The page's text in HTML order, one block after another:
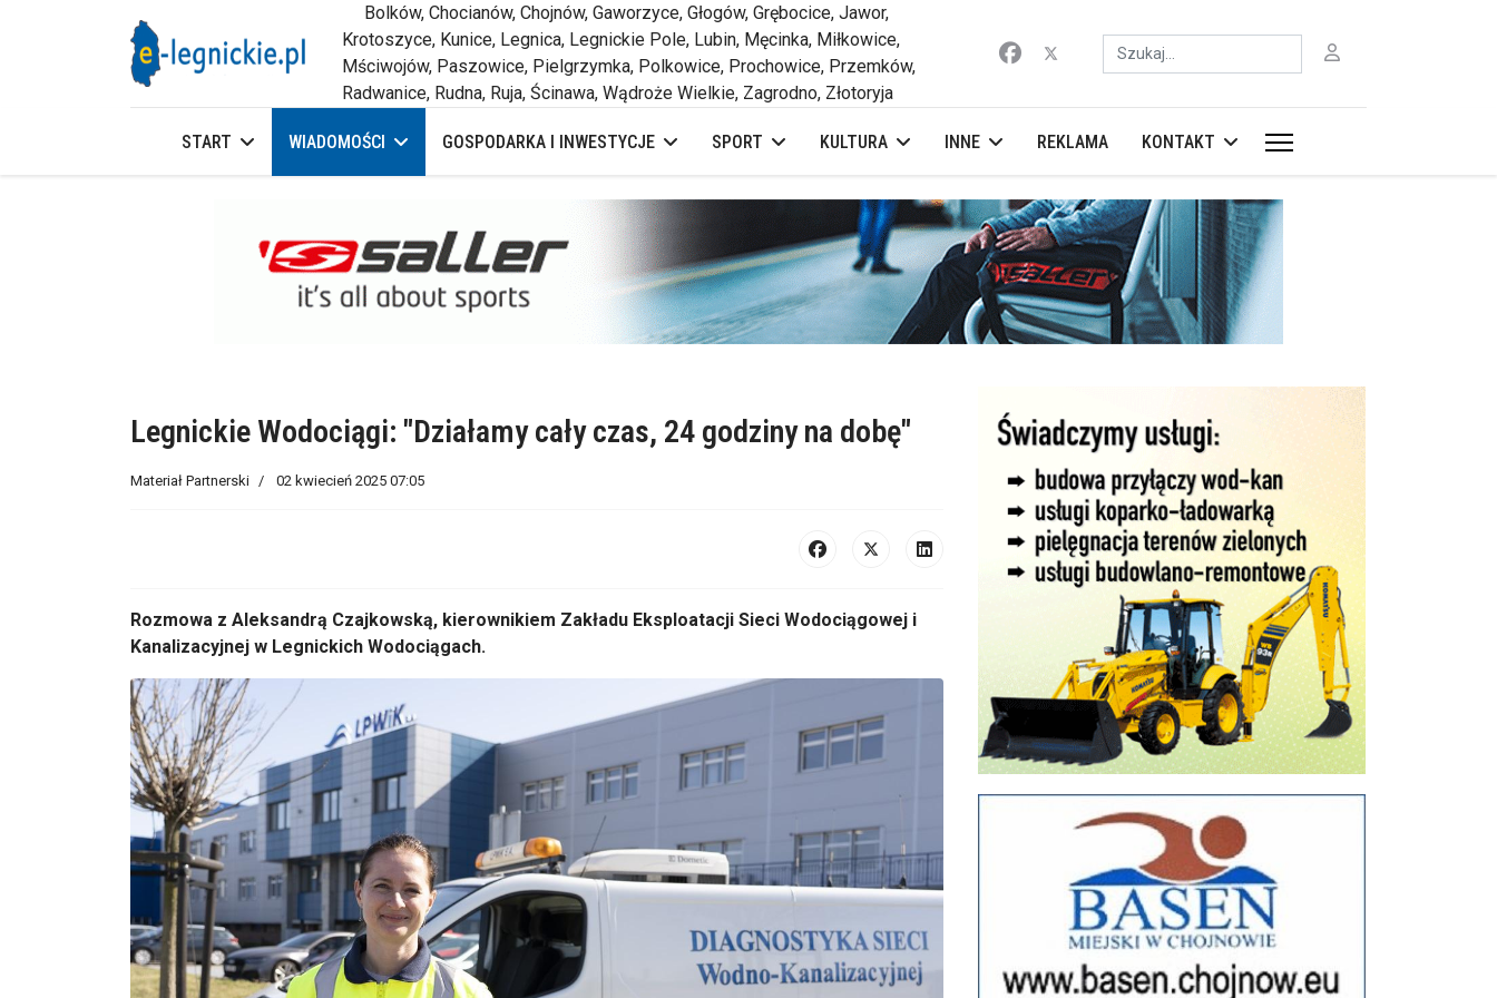
Bolków, Chocianów, Chojnów, Gaworzyce, Głogów, Grębocice, Jawor,
Krotoszyce, Kunice, Legnica, Legnickie Pole, Lubin, Męcinka, Miłkowice,
Mściwojów, Paszowice, Pielgrzymka, Polkowice, Prochowice, Przemków,
Radwanice, Rudna, Ruja, Ścinawa, Wądroże Wielkie, Zagrodno, Złotoryja
Szukaj
START WIADOMOŚCI GOSPODARKA I INWESTYCJE SPORT KULTURA INNE REKLAMA KONTAKT
Legnickie Wodociągi: "Działamy cały czas, 24 godziny na dobę"
Materiał Partnerski 02 kwiecień 2025 07:05
Rozmowa z Aleksandrą Czajkowską, kierownikiem Zakładu Eksploatacji Sieci Wodociągowej i
Kanalizacyjnej w Legnickich Wodociągach.